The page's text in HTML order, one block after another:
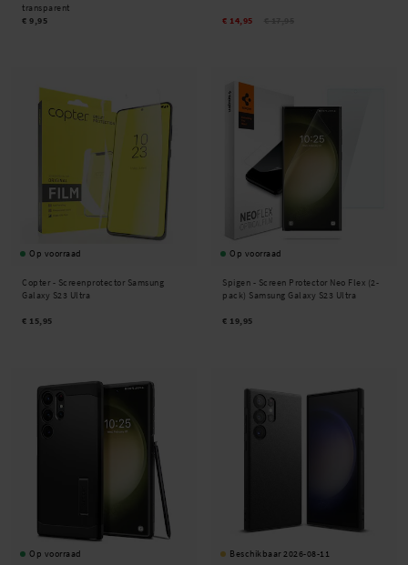
transparent
€ 9,95
€ 14,95
Op voorraad
Copter - Screenprotector Samsung
Galaxy S23 Ultra
€ 15,95
Op voorraad
Spigen - Screen Protector Neo Flex (2-
pack) Samsung Galaxy S23 Ultra
€ 19,95
Op voorraad Beschikbaar 2026-08-11